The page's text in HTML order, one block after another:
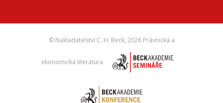
© Nakladatelství C. H. Beck, 2026 Právnická a
ekonomická literatura